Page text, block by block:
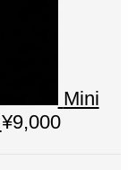
Mini
¥9,000